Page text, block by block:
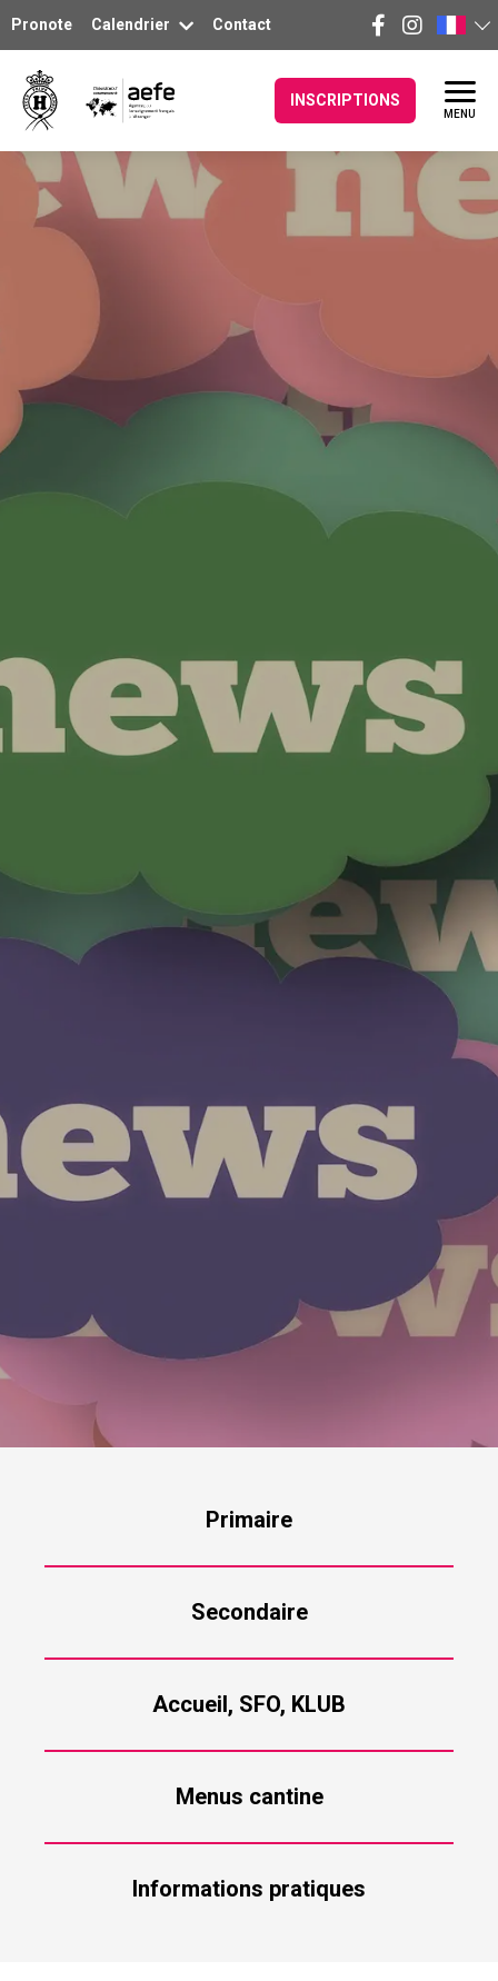
Pronote Calendrier Contact
INSCRIPTIONS
MENU
Primaire
Secondaire
Accueil, SFO, KLUB
Menus cantine
Informations pratiques